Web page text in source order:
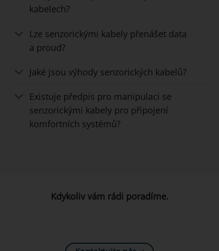
kabelech?
Lze senzorickými kabely přenášet data
a proud?
Jaké jsou výhody senzorických kabelů?
Existuje předpis pro manipulaci se
senzorickými kabely pro připojení
komfortních systémů?
Kdykoliv vám rádi poradíme.